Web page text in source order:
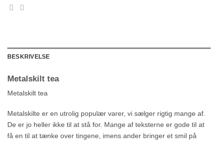
BESKRIVELSE
Metalskilt tea
Metalskilt tea
Metalskilte er en utrolig populær varer, vi sælger rigtig mange af.
De er jo heller ikke til at stå for. Mange af teksterne er gode til at
få en til at tænke over tingene, imens ander bringer et smil på